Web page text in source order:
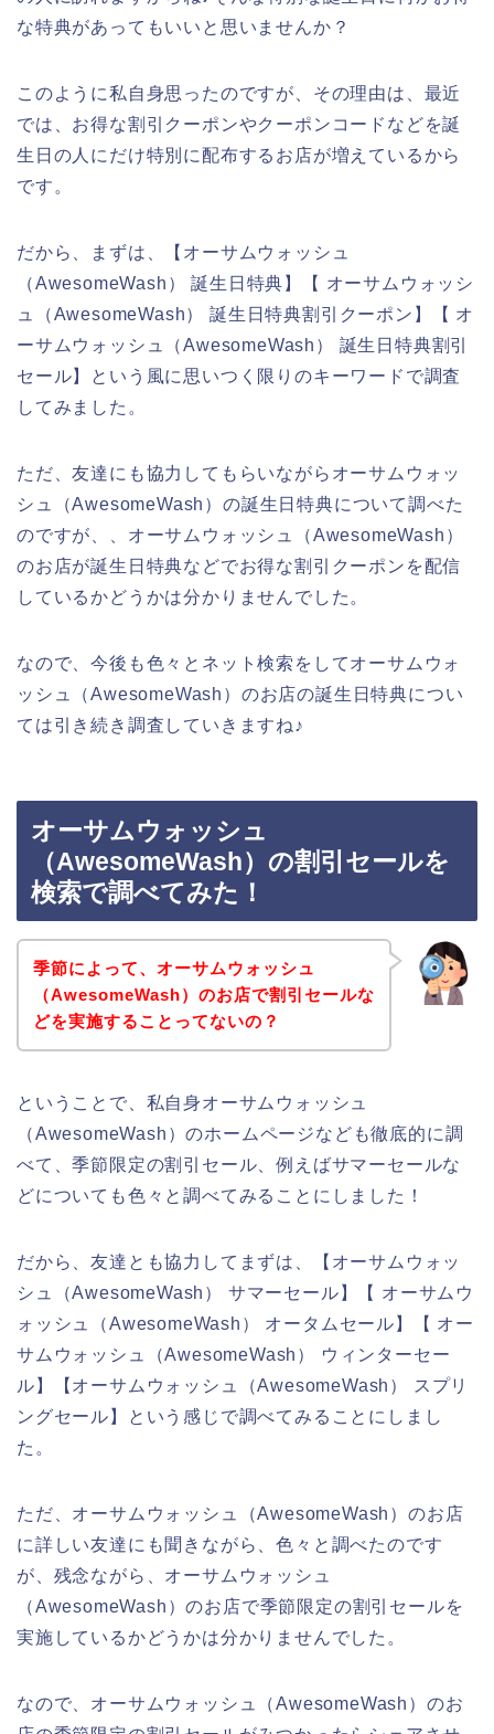
な特典があってもいいと思いませんか？
このように私自身思ったのですが、その理由は、最近
では、お得な割引クーポンやクーポンコードなどを誕
生日の人にだけ特別に配布するお店が増えているから
です。
だから、まずは、【オーサムウォッシュ
（AwesomeWash） 誕生日特典】【 オーサムウォッシ
ュ（AwesomeWash） 誕生日特典割引クーポン】【 オ
ーサムウォッシュ（AwesomeWash） 誕生日特典割引
セール】という風に思いつく限りのキーワードで調査
してみました。
ただ、友達にも協力してもらいながらオーサムウォッ
シュ（AwesomeWash）の誕生日特典について調べた
のですが、、オーサムウォッシュ（AwesomeWash）
のお店が誕生日特典などでお得な割引クーポンを配信
しているかどうかは分かりませんでした。
なので、今後も色々とネット検索をしてオーサムウォ
ッシュ（AwesomeWash）のお店の誕生日特典につい
ては引き続き調査していきますね♪
オーサムウォッシュ
（AwesomeWash）の割引セールを
検索で調べてみた！
季節によって、オーサムウォッシュ
（AwesomeWash）のお店で割引セールな
どを実施することってないの？
ということで、私自身オーサムウォッシュ
（AwesomeWash）のホームページなども徹底的に調
べて、季節限定の割引セール、例えばサマーセールな
どについても色々と調べてみることにしました！
だから、友達とも協力してまずは、【オーサムウォッ
シュ（AwesomeWash） サマーセール】【 オーサムウ
ォッシュ（AwesomeWash） オータムセール】【 オー
サムウォッシュ（AwesomeWash） ウィンターセー
ル】【オーサムウォッシュ（AwesomeWash） スプリ
ングセール】という感じで調べてみることにしまし
た。
ただ、オーサムウォッシュ（AwesomeWash）のお店
に詳しい友達にも聞きながら、色々と調べたのです
が、残念ながら、オーサムウォッシュ
（AwesomeWash）のお店で季節限定の割引セールを
実施しているかどうかは分かりませんでした。
なので、オーサムウォッシュ（AwesomeWash）のお